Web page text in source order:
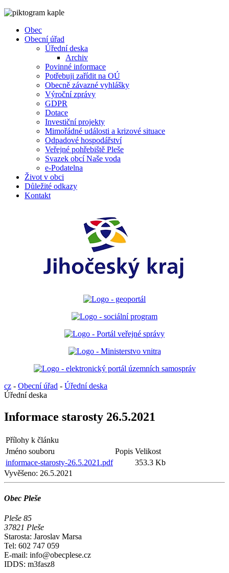
Obec
Obecní úřad
Úřední deska
Archiv
Povinné informace
Potřebuji zařídit na OÚ
Obecně závazné vyhlášky
Výroční zprávy
GDPR
Dotace
Investiční projekty
Mimořádné události a krizové situace
Odpadové hospodářství
Veřejné pohřebiště Pleše
Svazek obcí Naše voda
e-Podatelna
Život v obci
Důležité odkazy
Kontakt
cz - Obecní úřad - Úřední deska
Úřední deska
Informace starosty 26.5.2021
Přílohy k článku
Jméno souboru
Popis Velikost
informace-starosty-26.5.2021.pdf
353.3 Kb
Vyvěšeno: 26.5.2021
Obec Pleše
Pleše 85
37821 Pleše
Starosta: Jaroslav Marsa
Tel: 602 747 059
E-mail: info@obecplese.cz
IDDS: m3fasz8